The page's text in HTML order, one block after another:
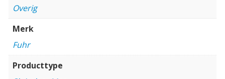
Overig
Merk
Fuhr
Producttype